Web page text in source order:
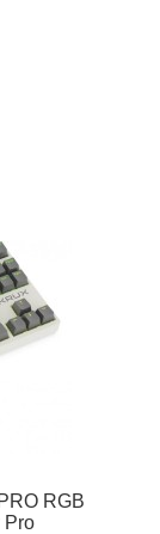
RGB
Pro